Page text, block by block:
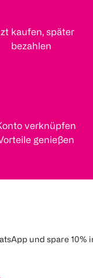
kaufen, später
bezahlen
verknüpfen
genießen
und spare 10%